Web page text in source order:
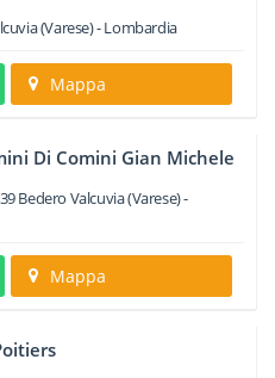
(Varese) -Lombardia
Mappa
Di Comini Gian Michele
Bedero Valcuvia(Varese) -
Mappa